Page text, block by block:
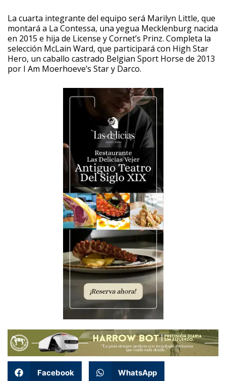
La cuarta integrante del equipo será Marilyn Little, que
montará a La Contessa, una yegua Mecklenburg nacida
en 2015 e hija de License y Cornet’s Prinz. Completa la
selección McLain Ward, que participará con High Star
Hero, un caballo castrado Belgian Sport Horse de 2013
por I Am Moerhoeve’s Star y Darco.
Facebook WhatsApp